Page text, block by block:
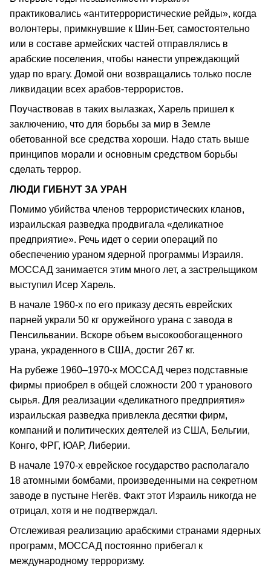
практиковались «антитеррористические рейды», когда
волонтеры, примкнувшие к Шин-Бет, самостоятельно
или в составе армейских частей отправлялись в
арабские поселения, чтобы нанести упреждающий
удар по врагу. Домой они возвращались только после
ликвидации всех арабов-террористов.
Поучаствовав в таких вылазках, Харель пришел к
заключению, что для борьбы за мир в Земле
обетованной все средства хороши. Надо стать выше
принципов морали и основным средством борьбы
сделать террор.
ЛЮДИ ГИБНУТ ЗА УРАН
Помимо убийства членов террористических кланов,
израильская разведка продвигала «деликатное
предприятие». Речь идет о серии операций по
обеспечению ураном ядерной программы Израиля.
МОССАД занимается этим много лет, а застрельщиком
выступил Исер Харель.
В начале 1960-х по его приказу десять еврейских
парней украли 50 кг оружейного урана с завода в
Пенсильвании. Вскоре объем высокообогащенного
урана, украденного в США, достиг 267 кг.
На рубеже 1960–1970-х МОССАД через подставные
фирмы приобрел в общей сложности 200 т уранового
сырья. Для реализации «деликатного предприятия»
израильская разведка привлекла десятки фирм,
компаний и политических деятелей из США, Бельгии,
Конго, ФРГ, ЮАР, Либерии.
В начале 1970-х еврейское государство располагало
18 атомными бомбами, произведенными на секретном
заводе в пустыне Негёв. Факт этот Израиль никогда не
отрицал, хотя и не подтверждал.
Отслеживая реализацию арабскими странами ядерных
программ, МОССАД постоянно прибегал к
международному терроризму.